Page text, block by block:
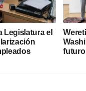
Legislatura el
futuro